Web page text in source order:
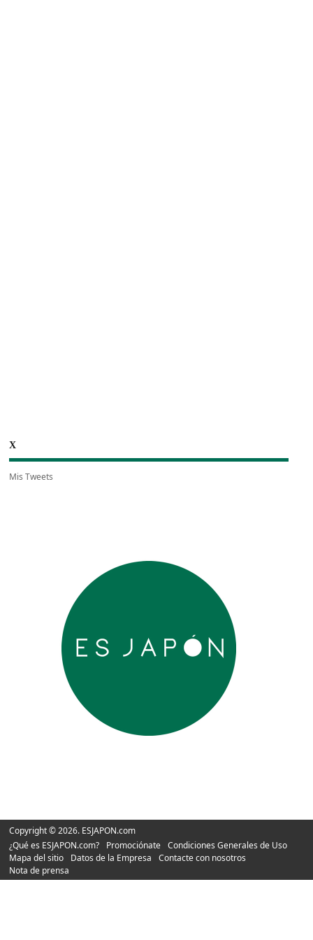
X
Mis Tweets
Copyright © 2026. ESJAPON.com
¿Qué es ESJAPON.com?
Promociónate
Condiciones Generales de Uso
Mapa del sitio
Datos de la Empresa
Contacte con nosotros
Nota de prensa